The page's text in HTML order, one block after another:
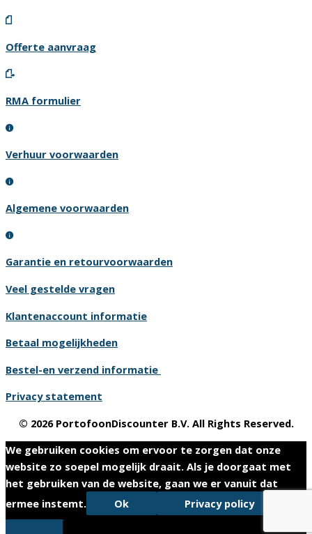
Offerte aanvraag
RMA formulier
Verhuur voorwaarden
Algemene voorwaarden
Garantie en retourvoorwaarden
Veel gestelde vragen
Klantenaccount informatie
Betaal mogelijkheden
Bestel-en verzend informatie
Privacy statement
© 2026 PortofoonDiscounter B.V. All Rights Reserved.
We gebruiken cookies om ervoor te zorgen dat onze
website zo soepel mogelijk draait. Als je doorgaat met
het gebruiken van de website, gaan we er vanuit dat
ermee instemt.
Ok Privacy policy